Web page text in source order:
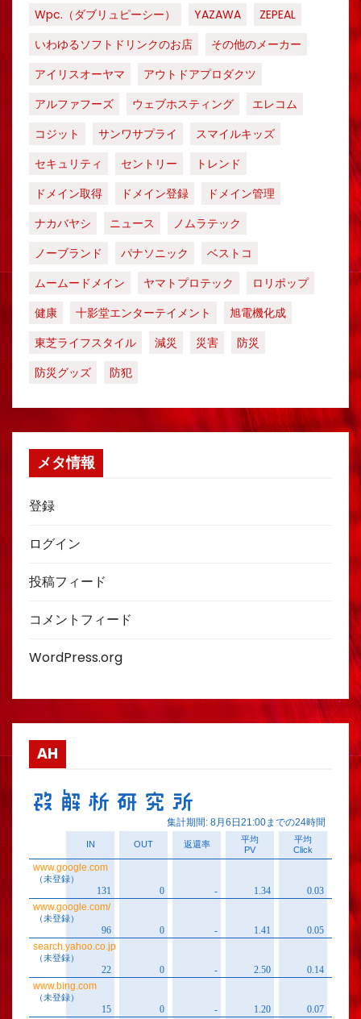
Wpc.（ダブリュピーシー）
YAZAWA
ZEPEAL
いわゆるソフトドリンクのお店
その他のメーカー
アイリスオーヤマ
アウトドアプロダクツ
アルファフーズ
ウェブホスティング
エレコム
コジット
サンワサプライ
スマイルキッズ
セキュリティ
セントリー
トレンド
ドメイン取得
ドメイン登録
ドメイン管理
ナカバヤシ
ニュース
ノムラテック
ノーブランド
パナソニック
ベストコ
ムームードメイン
ヤマトプロテック
ロリポップ
健康
十影堂エンターテイメント
旭電機化成
東芝ライフスタイル
減災 災害
防災
防災グッズ
防犯
メタ情報
登録
ログイン
投稿フィード
コメントフィード
WordPress.org
AH